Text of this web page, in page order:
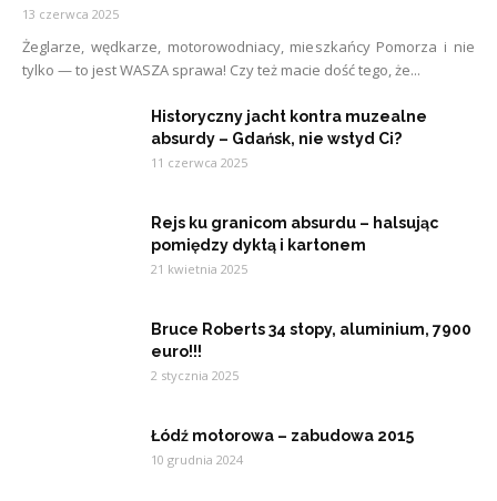
13 czerwca 2025
Żeglarze, wędkarze, motorowodniacy, mieszkańcy Pomorza i nie
tylko — to jest WASZA sprawa! Czy też macie dość tego, że...
Historyczny jacht kontra muzealne
absurdy – Gdańsk, nie wstyd Ci?
11 czerwca 2025
Rejs ku granicom absurdu – halsując
pomiędzy dyktą i kartonem
21 kwietnia 2025
Bruce Roberts 34 stopy, aluminium, 7900
euro!!!
2 stycznia 2025
Łódź motorowa – zabudowa 2015
10 grudnia 2024